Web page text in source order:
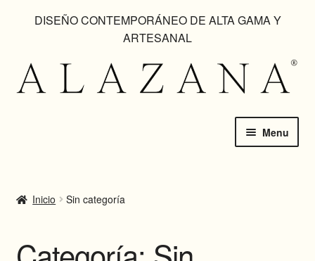
DISEÑO CONTEMPORÁNEO DE ALTA GAMA Y
ARTESANAL
Skip
to
Skip
to
Menu
CATÁLOGO
Inicio Sin categoría